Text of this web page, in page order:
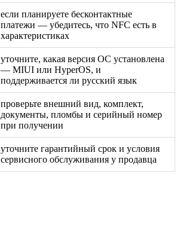
если планируете бесконтактные
платежи — убедитесь, что NFC есть в
характеристиках
уточните, какая версия ОС установлена
— MIUI или HyperOS, и
поддерживается ли русский язык
проверьте внешний вид, комплект,
документы, пломбы и серийный номер
при получении
уточните гарантийный срок и условия
сервисного обслуживания у продавца